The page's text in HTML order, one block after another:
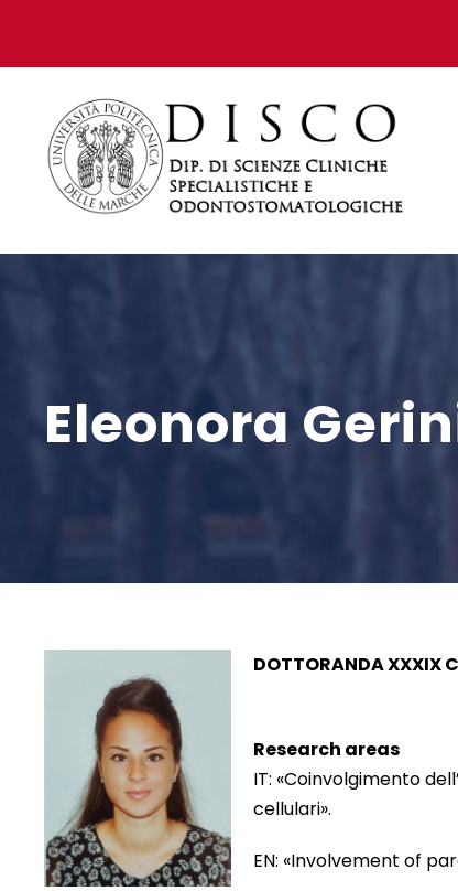
Eleonora
DOTTORANDA XXXIX
Research areas
IT: «Coinvolgimento
cellulari».
EN: «Involvement of